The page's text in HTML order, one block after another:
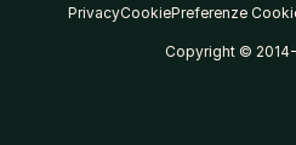
PrivacyCookiePreferenze
Copyright ©